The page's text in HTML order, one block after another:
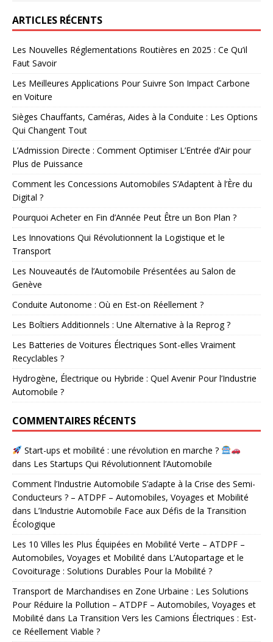
ARTICLES RÉCENTS
Les Nouvelles Réglementations Routières en 2025 : Ce Qu’il
Faut Savoir
Les Meilleures Applications Pour Suivre Son Impact Carbone
en Voiture
Sièges Chauffants, Caméras, Aides à la Conduite : Les Options
Qui Changent Tout
L’Admission Directe : Comment Optimiser L’Entrée d’Air pour
Plus de Puissance
Comment les Concessions Automobiles S’Adaptent à l’Ère du
Digital ?
Pourquoi Acheter en Fin d’Année Peut Être un Bon Plan ?
Les Innovations Qui Révolutionnent la Logistique et le
Transport
Les Nouveautés de l’Automobile Présentées au Salon de
Genève
Conduite Autonome : Où en Est-on Réellement ?
Les Boîtiers Additionnels : Une Alternative à la Reprog ?
Les Batteries de Voitures Électriques Sont-elles Vraiment
Recyclables ?
Hydrogène, Électrique ou Hybride : Quel Avenir Pour l’Industrie
Automobile ?
COMMENTAIRES RÉCENTS
Start-ups et mobilité : une révolution en marche ?
dans Les Startups Qui Révolutionnent l’Automobile
Comment l’Industrie Automobile S’adapte à la Crise des Semi-
Conducteurs ? – ATDPF – Automobiles, Voyages et Mobilité
dans L’Industrie Automobile Face aux Défis de la Transition
Écologique
Les 10 Villes les Plus Équipées en Mobilité Verte – ATDPF –
Automobiles, Voyages et Mobilité dans L’Autopartage et le
Covoiturage : Solutions Durables Pour la Mobilité ?
Transport de Marchandises en Zone Urbaine : Les Solutions
Pour Réduire la Pollution – ATDPF – Automobiles, Voyages et
Mobilité dans La Transition Vers les Camions Électriques : Est-
ce Réellement Viable ?